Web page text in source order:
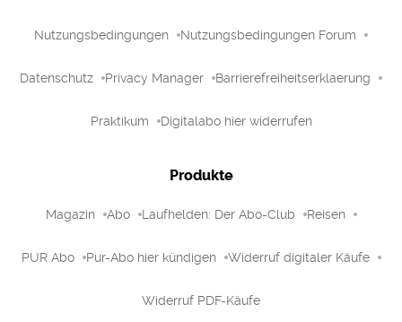
Nutzungsbedingungen Nutzungsbedingungen Forum
Datenschutz Privacy Manager Barrierefreiheitserklaerung
Praktikum Digitalabo hier widerrufen
Produkte
Magazin Abo Laufhelden: Der Abo-Club Reisen
PUR Abo Pur-Abo hier kündigen Widerruf digitaler Käufe
Widerruf PDF-Käufe